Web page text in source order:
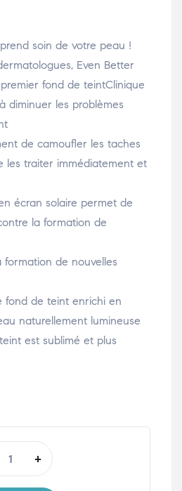
soin de votre peau !
Even Better
fond de teintClinique
diminuer les problèmes
de camoufler les taches
les traiter immédiatement et
écran solaire permet de
la formation de
de nouvelles
fond de teint enrichi en
naturellement lumineuse
est sublimé et plus
+